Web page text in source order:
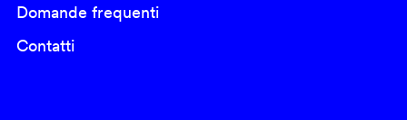
Domande frequenti
Contatti